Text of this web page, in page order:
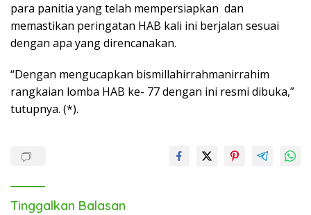
para panitia yang telah mempersiapkan dan
memastikan peringatan HAB kali ini berjalan sesuai
dengan apa yang direncanakan.
“Dengan mengucapkan bismillahirrahmanirrahim
rangkaian lomba HAB ke- 77 dengan ini resmi dibuka,”
tutupnya. (*).
Tinggalkan Balasan